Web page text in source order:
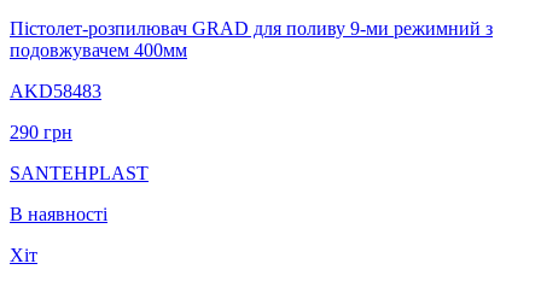
Пістолет-розпилювач GRAD для поливу 9-ми режимний з
подовжувачем 400мм
AKD58483
290 грн
SANTEHPLAST
В наявності
Хіт